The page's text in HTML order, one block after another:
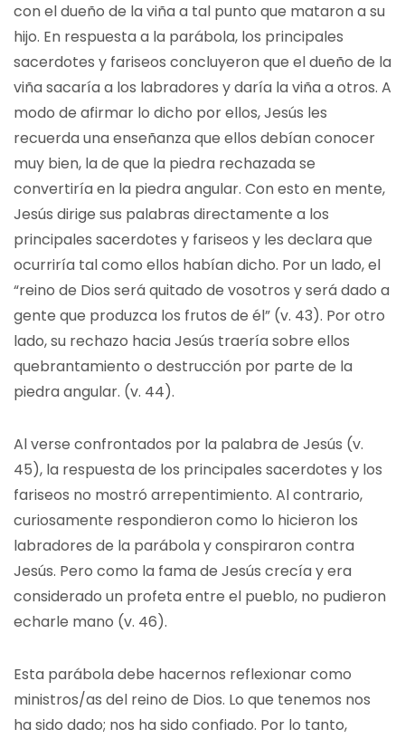
con el dueño de la viña a tal punto que mataron a su
hijo. En respuesta a la parábola, los principales
sacerdotes y fariseos concluyeron que el dueño de la
viña sacaría a los labradores y daría la viña a otros. A
modo de afirmar lo dicho por ellos, Jesús les
recuerda una enseñanza que ellos debían conocer
muy bien, la de que la piedra rechazada se
convertiría en la piedra angular. Con esto en mente,
Jesús dirige sus palabras directamente a los
principales sacerdotes y fariseos y les declara que
ocurriría tal como ellos habían dicho. Por un lado, el
“reino de Dios será quitado de vosotros y será dado a
gente que produzca los frutos de él” (v. 43). Por otro
lado, su rechazo hacia Jesús traería sobre ellos
quebrantamiento o destrucción por parte de la
piedra angular. (v. 44).
Al verse confrontados por la palabra de Jesús (v.
45), la respuesta de los principales sacerdotes y los
fariseos no mostró arrepentimiento. Al contrario,
curiosamente respondieron como lo hicieron los
labradores de la parábola y conspiraron contra
Jesús. Pero como la fama de Jesús crecía y era
considerado un profeta entre el pueblo, no pudieron
echarle mano (v. 46).
Esta parábola debe hacernos reflexionar como
ministros/as del reino de Dios. Lo que tenemos nos
ha sido dado; nos ha sido confiado. Por lo tanto,